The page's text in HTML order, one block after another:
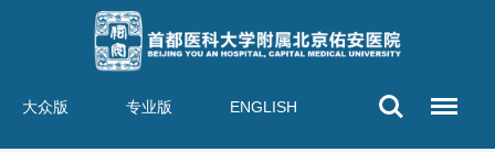
大众版 专业版 ENGLISH